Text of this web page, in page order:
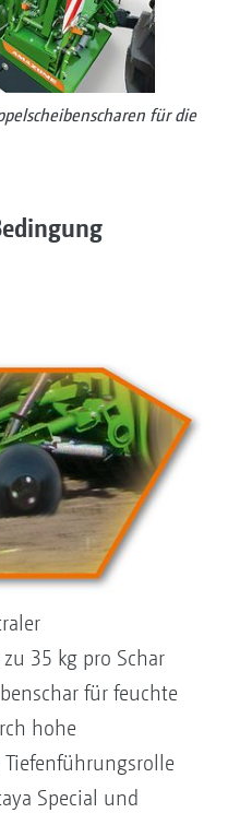
für die
35 kg pro Schar
für feuchte
hohe
Special und